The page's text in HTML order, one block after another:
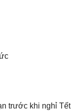
trước khi nghỉ Tết